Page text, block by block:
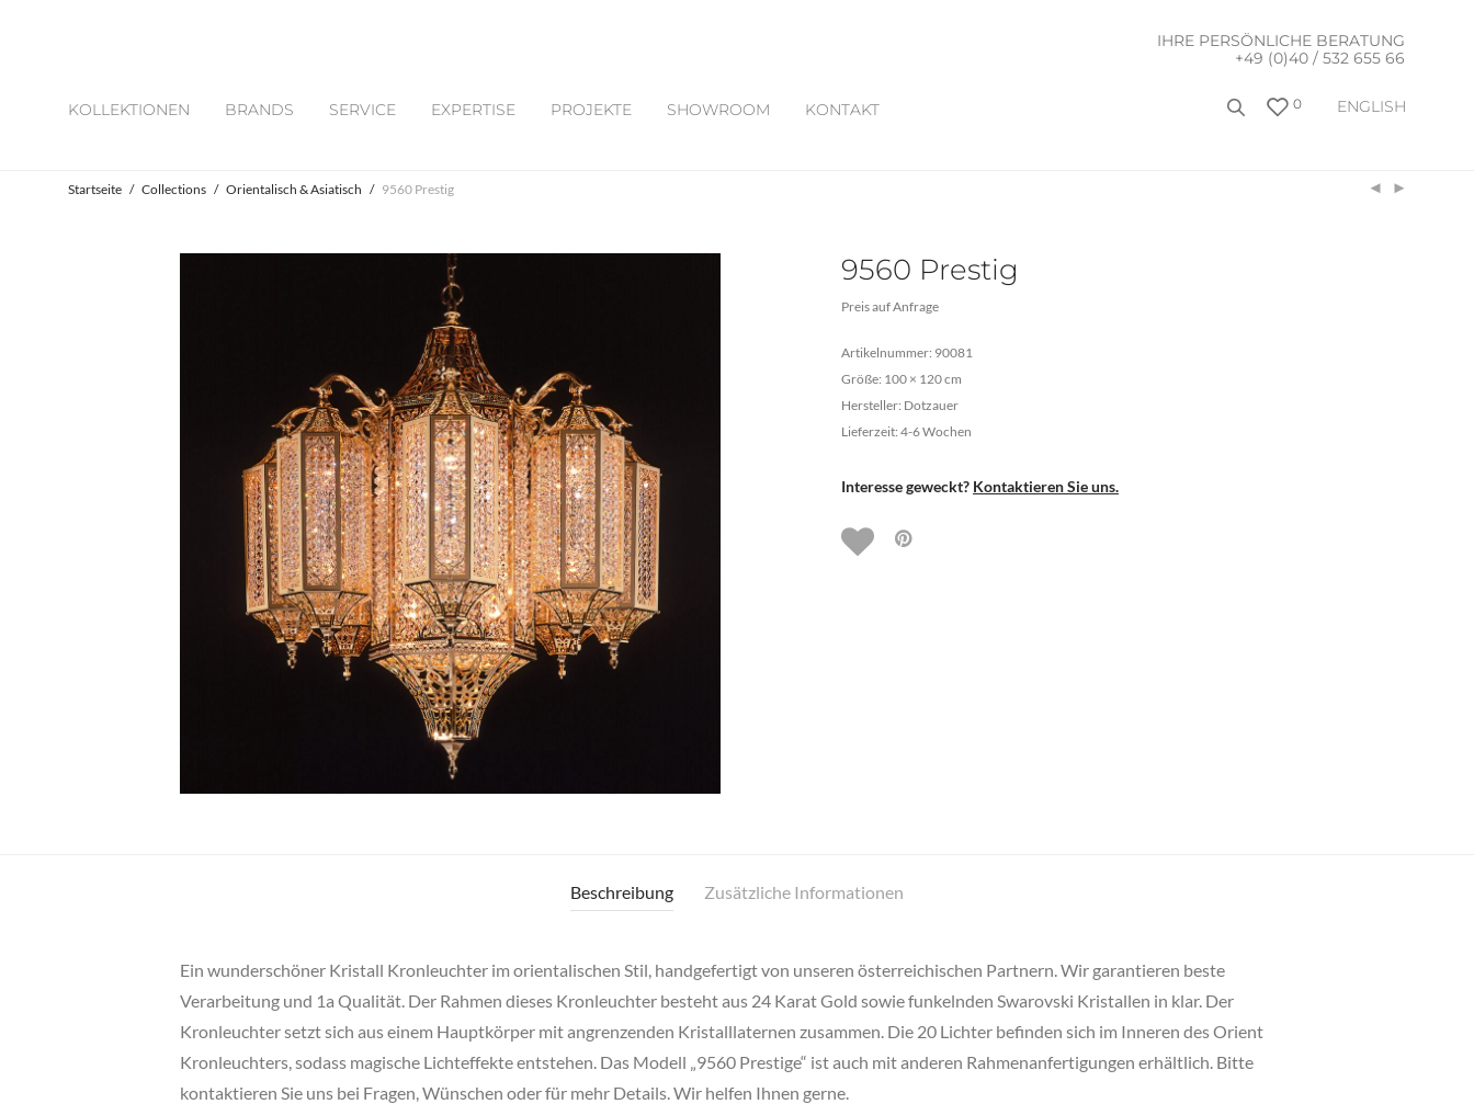
IHRE PERSÖNLICHE BERATUNG
+49 (0)40 / 532 655 66
KOLLEKTIONEN BRANDS SERVICE EXPERTISE PROJEKTE SHOWROOM KONTAKT ENGLISH
0
Startseite / Collections / Orientalisch & Asiatisch / 9560 Prestig
9560 Prestig
Preis auf Anfrage
Artikelnummer: 90081
Größe: 100 × 120 cm
Hersteller: Dotzauer
Lieferzeit: 4-6 Wochen
Interesse geweckt? Kontaktieren Sie uns.
Beschreibung Zusätzliche Informationen
Ein wunderschöner Kristall Kronleuchter im orientalischen Stil, handgefertigt von unseren österreichischen Partnern. Wir garantieren beste
Verarbeitung und 1a Qualität. Der Rahmen dieses Kronleuchter besteht aus 24 Karat Gold sowie funkelnden Swarovski Kristallen in klar. Der
Kronleuchter setzt sich aus einem Hauptkörper mit angrenzenden Kristalllaternen zusammen. Die 20 Lichter befinden sich im Inneren des Orient
Kronleuchters, sodass magische Lichteffekte entstehen. Das Modell „9560 Prestige“ ist auch mit anderen Rahmenanfertigungen erhältlich. Bitte
kontaktieren Sie uns bei Fragen, Wünschen oder für mehr Details. Wir helfen Ihnen gerne.